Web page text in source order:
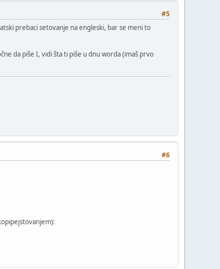
#5
prebaci setovanje na engleski, bar se meni to
da piše I, vidi šta ti piše u dnu worda (imaš prvo
#6